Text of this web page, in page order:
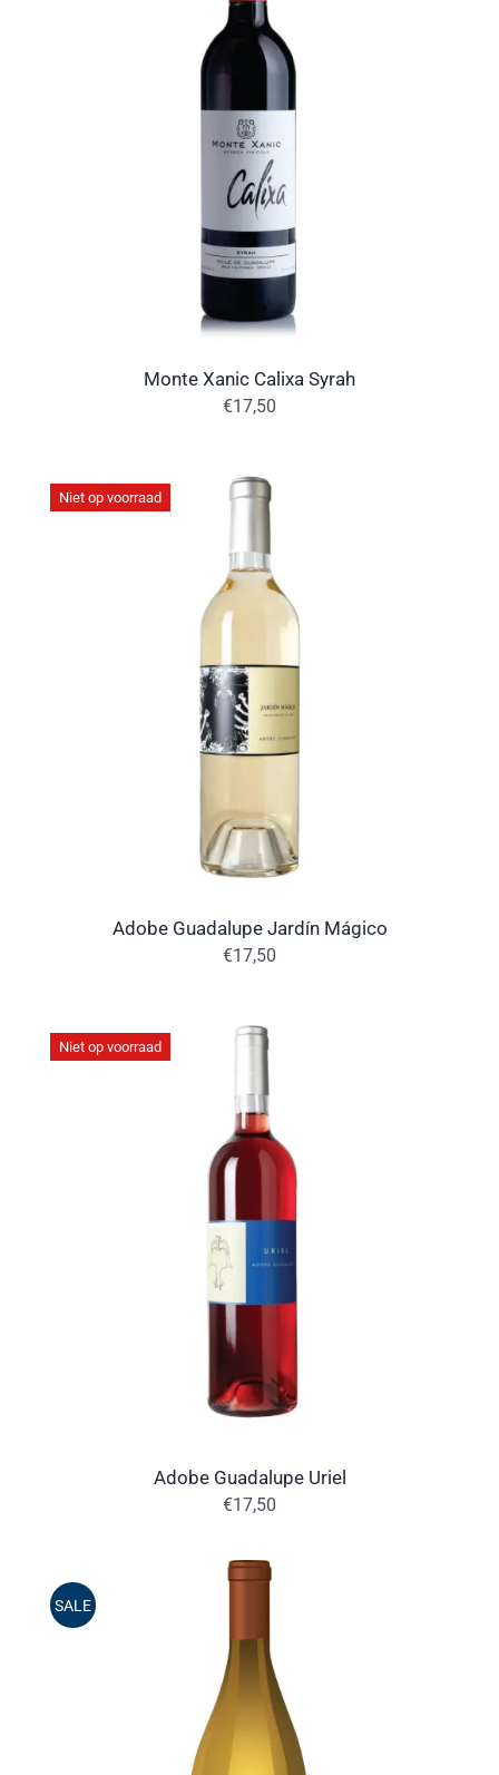
Monte Xanic Calixa Syrah
€17,50
Niet op voorraad
Adobe Guadalupe Jardín Mágico
€17,50
Niet op voorraad
Adobe Guadalupe Uriel
€17,50
SALE